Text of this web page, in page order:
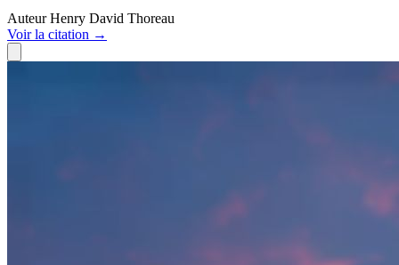
Auteur Henry David Thoreau
Voirla citation →